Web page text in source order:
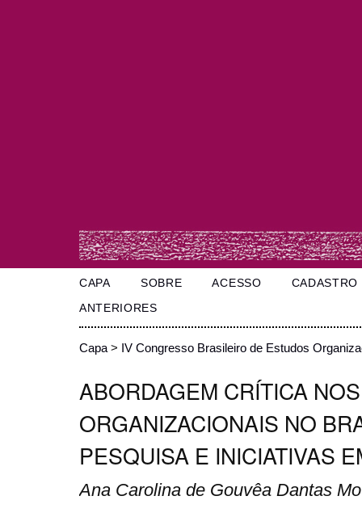
CAPA SOBRE ACESSO CADASTRO
ANTERIORES
Capa > IV Congresso Brasileiro de Estudos
ABORDAGEM CRÍTICA
ORGANIZACIONAIS NO
PESQUISA E INICIATIVAS
Ana Carolina de Gouvêa Dantas